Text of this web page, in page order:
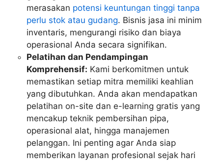
merasakan potensi keuntungan tinggi tanpa
perlu stok atau gudang. Bisnis jasa ini minim
inventaris, mengurangi risiko dan biaya
operasional Anda secara signifikan.
Pelatihan dan Pendampingan
Komprehensif: Kami berkomitmen untuk
memastikan setiap mitra memiliki keahlian
yang dibutuhkan. Anda akan mendapatkan
pelatihan on-site dan e-learning gratis yang
mencakup teknik pembersihan pipa,
operasional alat, hingga manajemen
pelanggan. Ini penting agar Anda siap
memberikan layanan profesional sejak hari